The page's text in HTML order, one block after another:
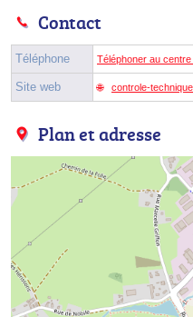
Contact
Téléphone Téléphoner au
Site web controle-
Plan et adresse